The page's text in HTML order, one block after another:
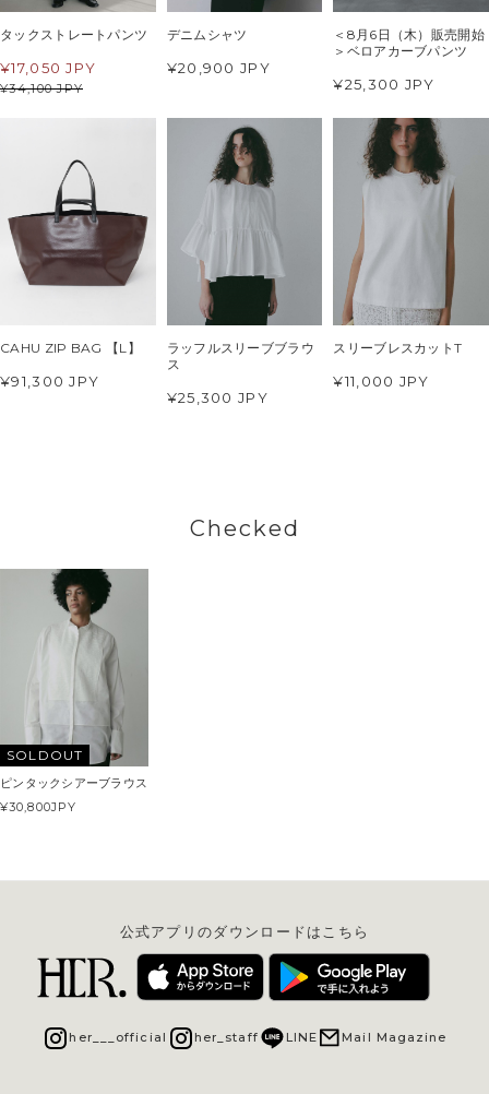
タックストレートパンツ
¥34,100 JPY
¥17,050 JPY
デニムシャツ
¥20,900 JPY
＜8月6日（木）販売開始
＞ベロアカーブパンツ
¥25,300 JPY
CAHU ZIP BAG 【L】
¥91,300 JPY
ラッフルスリーブブラウ
ス
¥25,300 JPY
スリーブレスカットT
¥11,000 JPY
Checked
SOLDOUT
ピンタックシアーブラウス
¥30,800JPY
公式アプリのダウンロードはこちら
her___official her_staff LINE Mail Magazine